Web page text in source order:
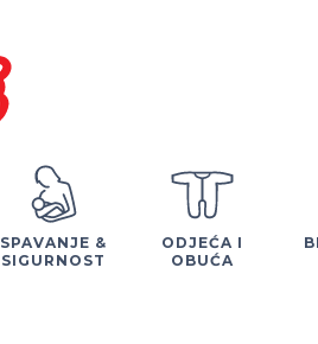
SPAVANJE &
SIGURNOST
ODJEĆA I
OBUĆA